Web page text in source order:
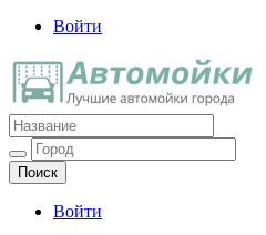
Войти
Автомойки
Ещё один сайт на WordPress
Войти